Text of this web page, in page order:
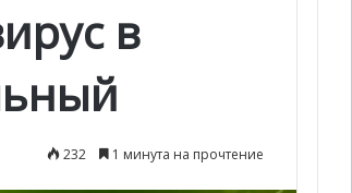
в
232 1 минута на прочтение